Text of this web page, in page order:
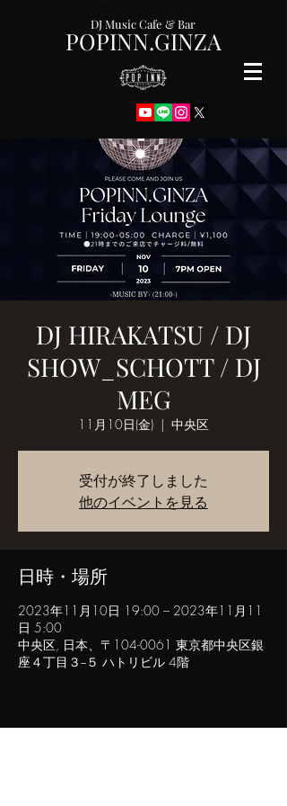
POPINN.GINZA
DJ Music Cafe & Bar
DJ HIRAKATSU / DJ
SHOW_SCHOTT / DJ
MEG
11月10日(金)
  |
中央区
受付が終了しました
他のイベントを見る
日時・場所
2023年11月10日 19:00 – 2023年11月11
日 5:00
中央区, 日本、〒104-0061 東京都中央区銀
座４丁目３−５ ハトリビル 4階